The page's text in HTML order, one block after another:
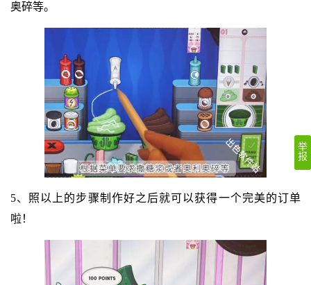
奥碎等。
5、照以上的步骤制作好之后就可以获得一个完美的订单
啦！
举
报